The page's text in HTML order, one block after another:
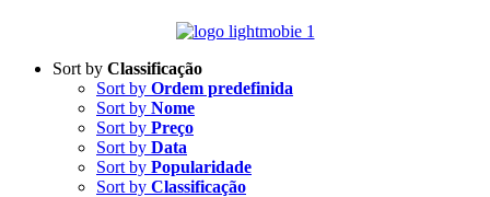
Sort by Classificação
Sort by Ordem predefinida
Sort by Nome
Sort by Preço
Sort by Data
Sort by Popularidade
Sort by Classificação